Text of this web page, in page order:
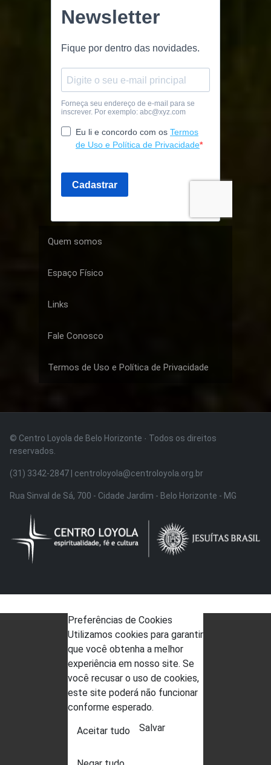
Quem somos
Espaço Físico
Links
Fale Conosco
Termos de Uso e Política de Privacidade
© Centro Loyola de Belo Horizonte · Todos os direitos
reservados.
(31) 3342-2847 | centroloyola@centroloyola.org.br
Rua Sinval de Sá, 700 - Cidade Jardim - Belo Horizonte - MG
Preferências de Cookies
Utilizamos cookies para garantir
que você obtenha a melhor
experiência em nosso site. Se
você recusar o uso de cookies,
este site poderá não funcionar
conforme esperado.
Aceitar tudo Salvar